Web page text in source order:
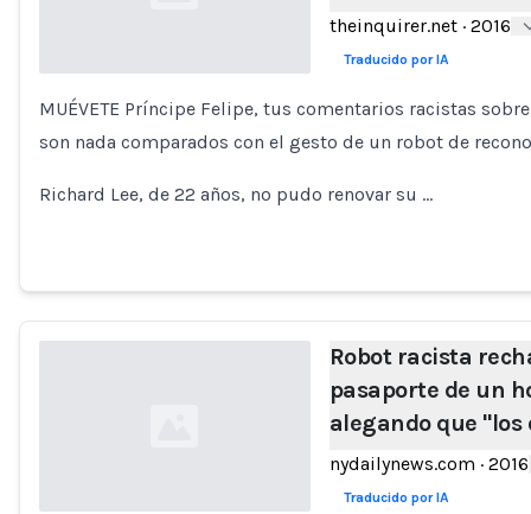
theinquirer.net· 2016
Traducido por IA
MUÉVETE Príncipe Felipe, tus comentarios racistas
son nada comparados con el gesto de un robot de
Richard Lee, de 22 años, no pudo renovar su …
Robot racista
pasaporte de un
alegando que "los
nydailynews.com · 2016
Traducido por IA